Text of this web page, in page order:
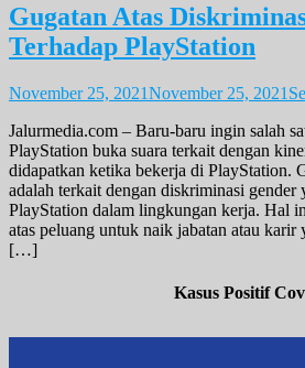
Gugatan Atas
Terhadap PlayStation
November 25, 2021November 25, 2021
Jalurmedia.com – Baru-baru ingin salah
PlayStation buka suara terkait dengan
didapatkan ketika bekerja di PlayStation.
adalah terkait dengan diskriminasi
PlayStation dalam lingkungan kerja. Hal
atas peluang untuk naik jabatan atau karir
[…]
Kasus Positif